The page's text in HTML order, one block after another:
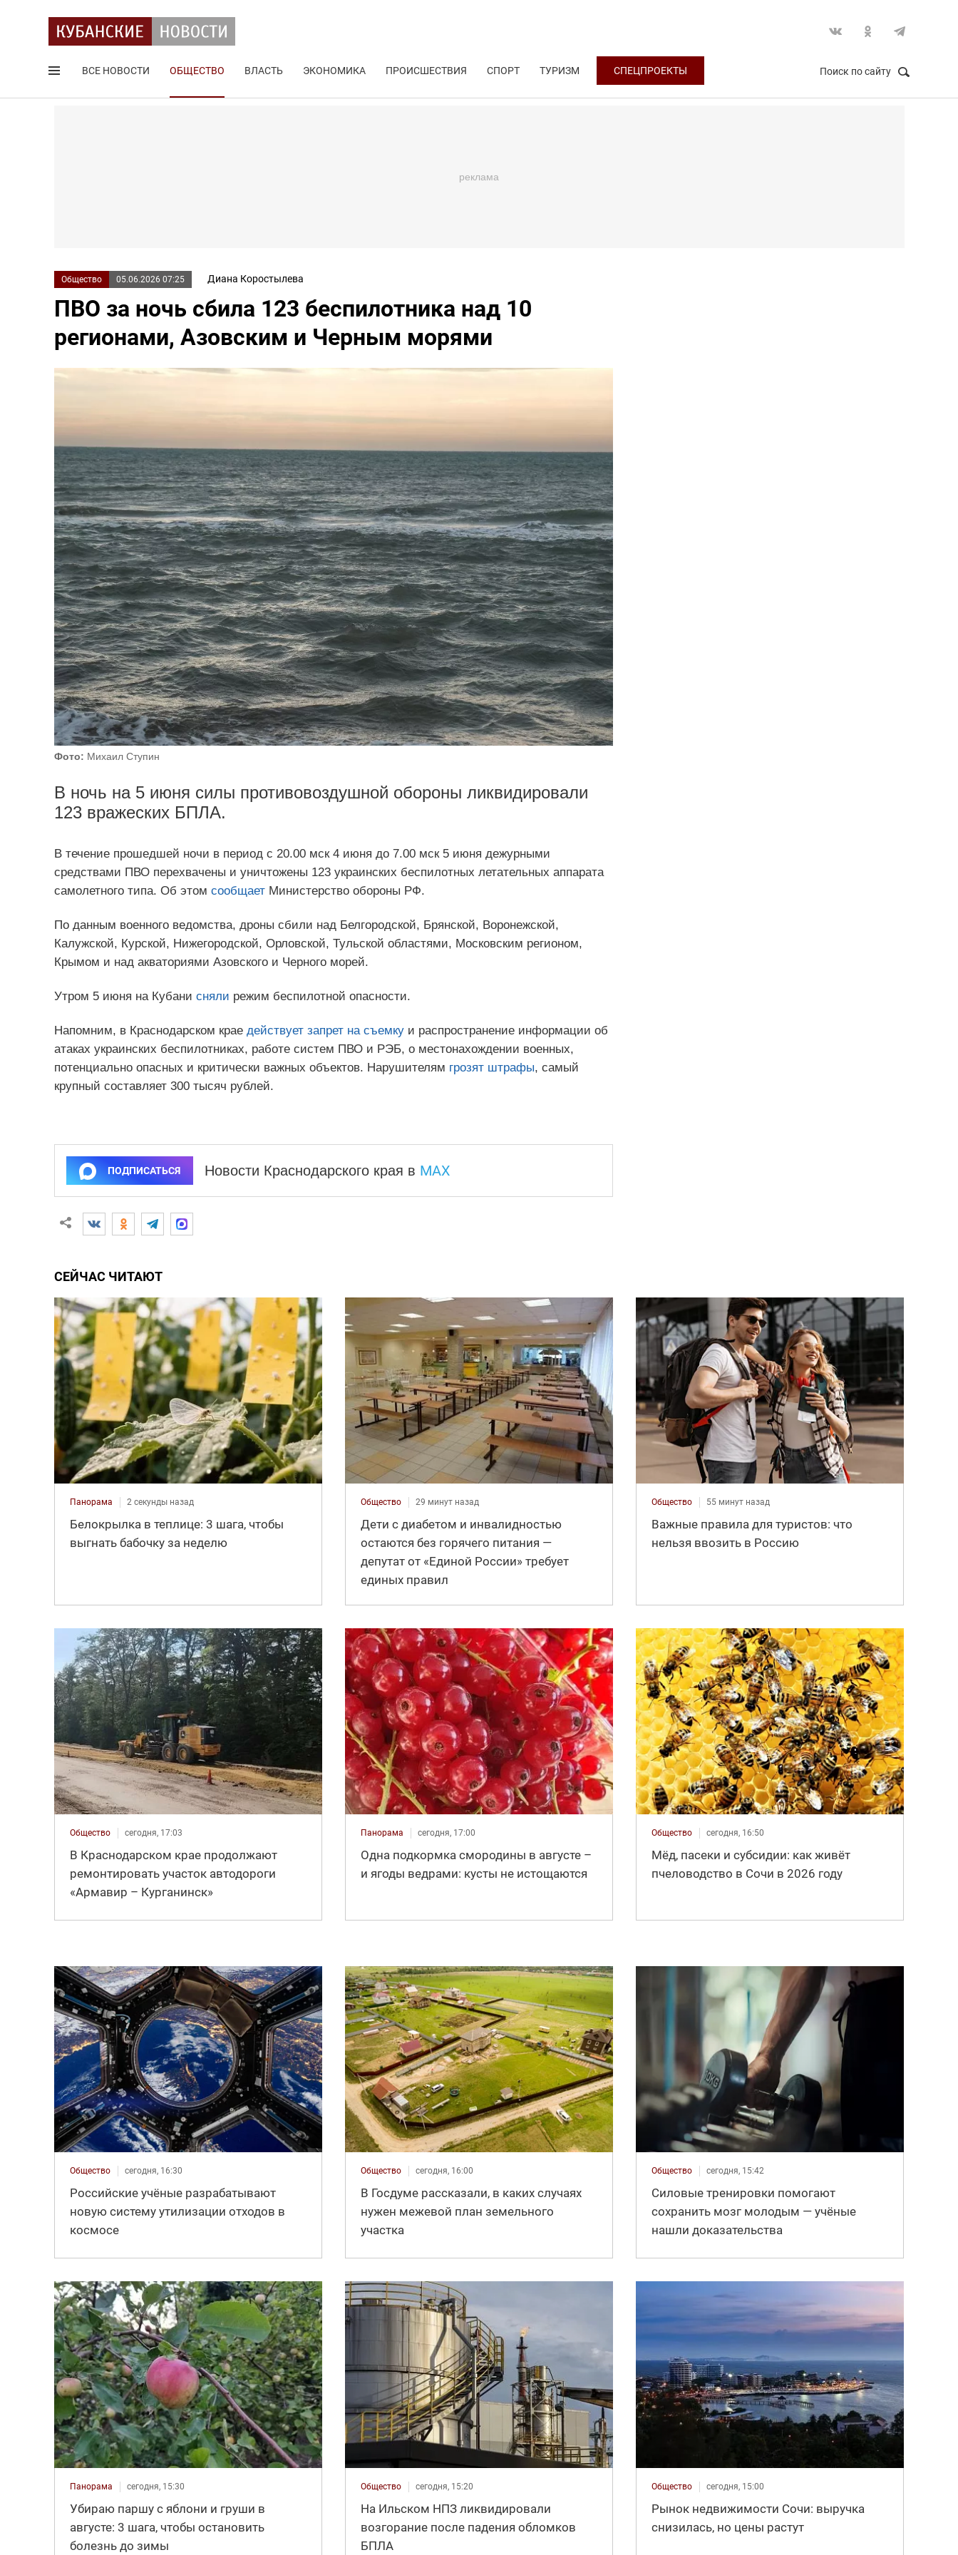
ВСЕ НОВОСТИ ОБЩЕСТВО ВЛАСТЬ ЭКОНОМИКА ПРОИСШЕСТВИЯ СПОРТ ТУРИЗМ СПЕЦПРОЕКТЫ Поиск по сайту
Общество 05.06.2026 07:25 Диана Коростылева
ПВО за ночь сбила 123 беспилотника над 10
регионами, Азовским и Черным морями
Фото: Михаил Ступин
В ночь на 5 июня силы противовоздушной обороны ликвидировали
123 вражеских БПЛА.
В течение прошедшей ночи в период с 20.00 мск 4 июня до 7.00 мск 5 июня дежурными
средствами ПВО перехвачены и уничтожены 123 украинских беспилотных летательных аппарата
самолетного типа. Об этом сообщаетМинистерство обороны РФ.
По данным военного ведомства, дроны сбили над Белгородской, Брянской, Воронежской,
Калужской, Курской, Нижегородской, Орловской, Тульской областями, Московским регионом,
Крымом и над акваториями Азовского и Черного морей.
Утром 5 июня на Кубани сняли режим беспилотной опасности.
Напомним, в Краснодарском крае действует запрет на съемкуи распространение информации об
атаках украинских беспилотниках, работе систем ПВО и РЭБ, о местонахождении военных,
потенциально опасных и критически важных объектов. Нарушителям грозят штрафы, самый
крупный составляет 300 тысяч рублей.
ПОДПИСАТЬСЯ Новости Краснодарского края в MAX
СЕЙЧАС ЧИТАЮТ
Панорама 2 секунды назад
Белокрылка в теплице: 3 шага, чтобы
выгнать бабочку за неделю
Общество 29 минут назад
Дети с диабетом и инвалидностью
остаются без горячего питания —
депутат от «Единой России» требует
единых правил
Общество 55 минут назад
Важные правила для туристов: что
нельзя ввозить в Россию
Общество сегодня, 17:03
В Краснодарском крае продолжают
ремонтировать участок автодороги
«Армавир – Курганинск»
Панорама сегодня, 17:00
Одна подкормка смородины в августе –
и ягоды ведрами: кусты не истощаются
Общество сегодня, 16:50
Мёд, пасеки и субсидии: как живёт
пчеловодство в Сочи в 2026 году
Общество сегодня, 16:30
Российские учёные разрабатывают
новую систему утилизации отходов в
космосе
Общество сегодня, 16:00
В Госдуме рассказали, в каких случаях
нужен межевой план земельного
участка
Общество сегодня, 15:42
Силовые тренировки помогают
сохранить мозг молодым — учёные
нашли доказательства
Панорама сегодня, 15:30
Убираю паршу с яблони и груши в
августе: 3 шага, чтобы остановить
болезнь до зимы
Общество сегодня, 15:20
На Ильском НПЗ ликвидировали
возгорание после падения обломков
БПЛА
Общество сегодня, 15:00
Рынок недвижимости Сочи: выручка
снизилась, но цены растут